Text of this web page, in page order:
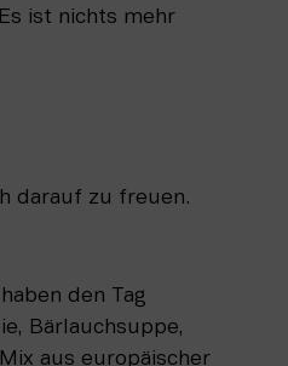
ist nichts mehr
darauf zu freuen.
den Tag
Bärlauchsuppe,
aus europäischer